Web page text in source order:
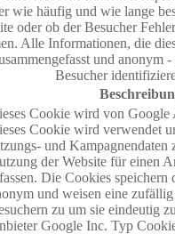
wie häufig und wie lange
oder ob der Besucher
Alle Informationen, die
und anonym
Besucher
Cookie wird von Google
Cookie wird verwendet
und Kampagnendaten
der Website für einen
Die Cookies speichern
und weisen eine
zu um sie eindeutig
Google Inc. Typ